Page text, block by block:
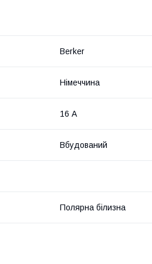
Berker
Німеччина
16 А
Вбудований
Полярна білизна